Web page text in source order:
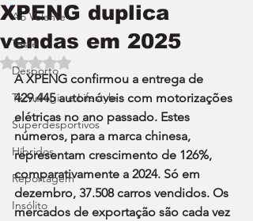
Ao Volante
Teste
Desporto
Tecnologia e Lifestyle
Superdesportivos
Híbridos
Reportagem
Insólito
XPENG duplica
vendas em 2025
Avaliado com NaN de 5 estrelas.
A XPENG confirmou a entrega de
429.445 automóveis com motorizações
elétricas no ano passado. Estes
números, para a marca chinesa,
representam crescimento de 126%,
comparativamente a 2024. Só em
dezembro, 37.508 carros vendidos. Os
mercados de exportação são cada vez